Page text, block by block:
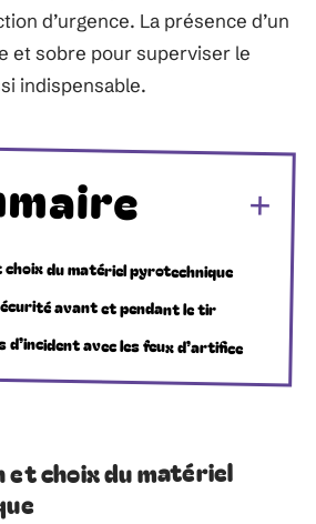
d’urgence. La présence d’un
et sobre pour superviser le
indispensable.
du matériel pyrotechnique
avant et pendant le tir
d’incident avec les feux d’artifice
choix du matériel